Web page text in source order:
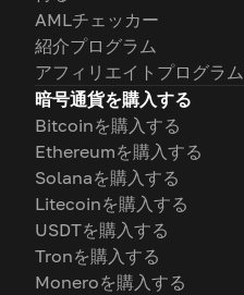
AMLチェッカー
紹介プログラム
アフィリエイトプログラム
暗号通貨を購入する
Bitcoinを購入する
Ethereumを購入する
Solanaを購入する
Litecoinを購入する
USDTを購入する
Tronを購入する
Moneroを購入する